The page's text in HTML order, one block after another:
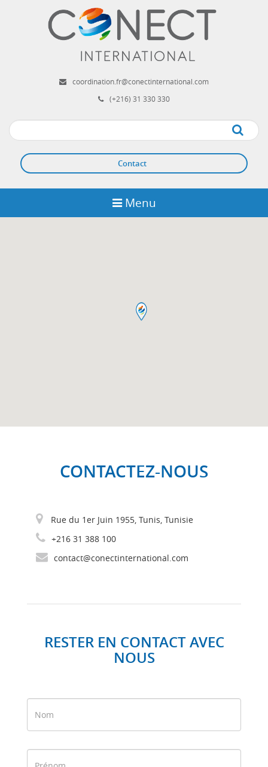
coordination.fr@conectinternational.com
(+216) 31 330 330
Apply
Contact
Menu
CONTACTEZ-NOUS
Rue du 1er Juin 1955, Tunis, Tunisie
+216 31 388 100
contact@conectinternational.com
RESTER EN CONTACT AVEC
NOUS